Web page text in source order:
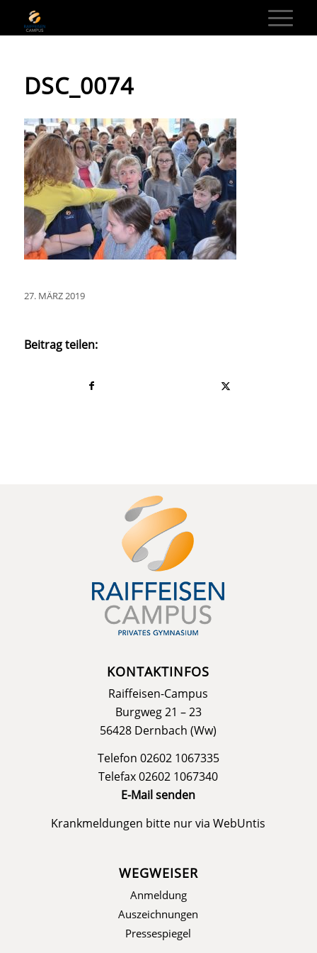
DSC_0074
27. MÄRZ 2019
Beitrag teilen:
KONTAKTINFOS
Raiffeisen-Campus
Burgweg 21 – 23
56428 Dernbach (Ww)
Telefon 02602 1067335
Telefax 02602 1067340
E-Mail senden
Krankmeldungen bitte nur viaWebUntis
WEGWEISER
Anmeldung
Auszeichnungen
Pressespiegel